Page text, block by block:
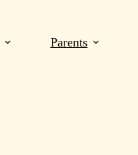
Parents